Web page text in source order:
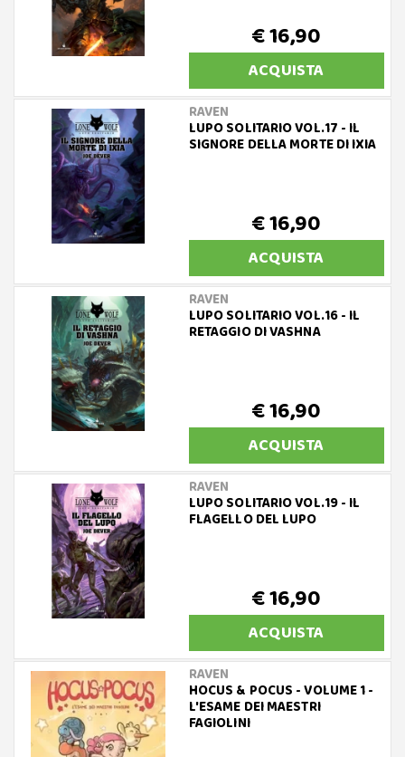
€ 16,90
ACQUISTA
RAVEN
LUPO SOLITARIO VOL.17 - IL
SIGNORE DELLA MORTE DI IXIA
€ 16,90
ACQUISTA
RAVEN
LUPO SOLITARIO VOL.16 - IL
RETAGGIO DI VASHNA
€ 16,90
ACQUISTA
RAVEN
LUPO SOLITARIO VOL.19 - IL
FLAGELLO DEL LUPO
€ 16,90
ACQUISTA
RAVEN
HOCUS & POCUS - VOLUME 1 -
L'ESAME DEI MAESTRI
FAGIOLINI